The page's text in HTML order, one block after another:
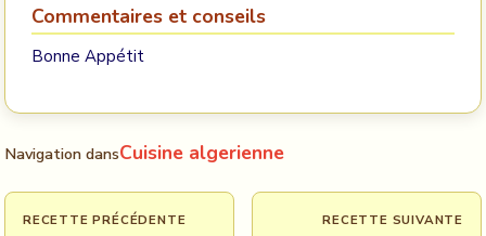
Commentaires et conseils
Bonne Appétit
Navigation dansCuisine algerienne
RECETTE PRÉCÉDENTE RECETTE SUIVANTE